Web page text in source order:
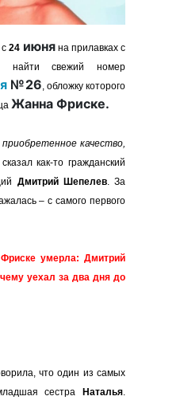
24 июня на прилавках с
найти свежий номер
№26, обложку которого
Жанна Фриске.
качество,
как-то гражданский
Дмитрий Шепелев. За
– с самого первого
умерла: Дмитрий
уехал за два дня до
что один из самых
сестра
Наталья.